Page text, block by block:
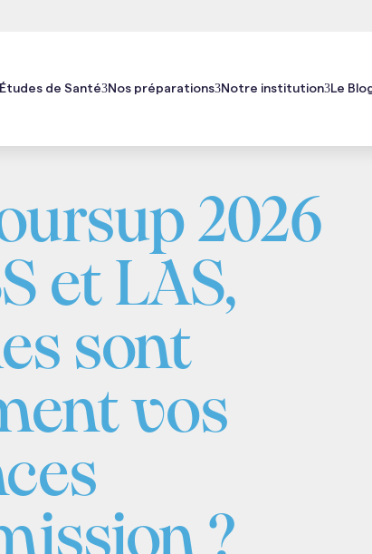
Études de Santé Nos préparations Notre institution Le
2026
et LAS,
sont
vos
?